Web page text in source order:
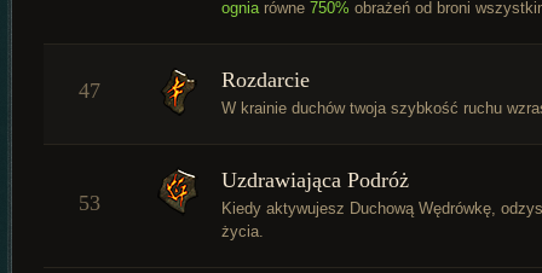
ogniarówne 750% obrażeń od broni
47 Rozdarcie
W krainie duchów twoja szybkość ruchu
53
Uzdrawiająca Podróż
Kiedy aktywujesz Duchową Wędrówkę,
życia.